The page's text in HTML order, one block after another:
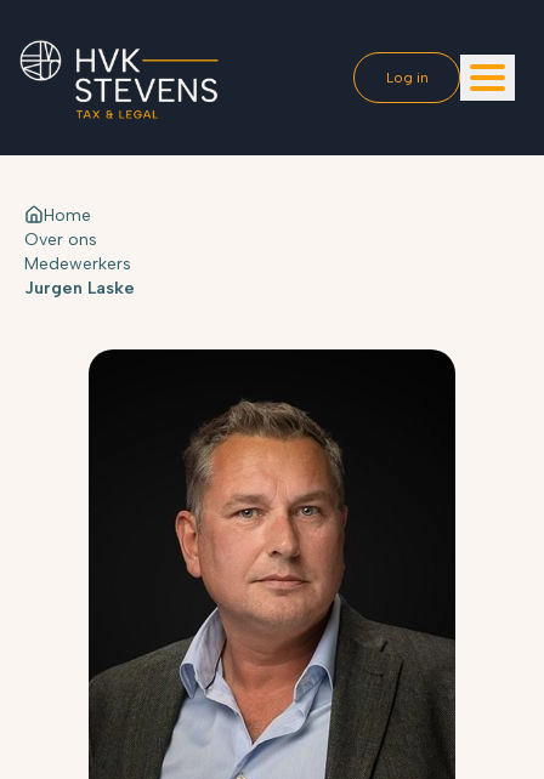
Log in
Home
Over ons
Medewerkers
Jurgen Laske